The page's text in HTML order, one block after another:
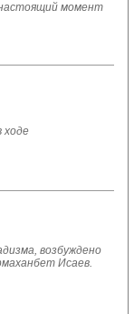
настоящий момент
ходе
возбуждено
Исаев.